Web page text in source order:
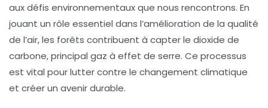
aux défis environnementaux que nous rencontrons. En
jouant un rôle essentiel dans l’amélioration de la qualité
de l’air, les forêts contribuent à capter le dioxide de
carbone, principal gaz à effet de serre. Ce processus
est vital pour lutter contre le changement climatique
et créer un avenir durable.